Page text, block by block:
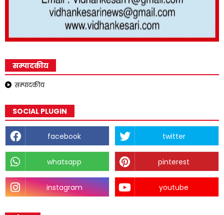
सम्पादकीय
सम्पादकीय
SOCIAL PLUGIN
facebook twitter
whatsapp pinterest
instagram youtube